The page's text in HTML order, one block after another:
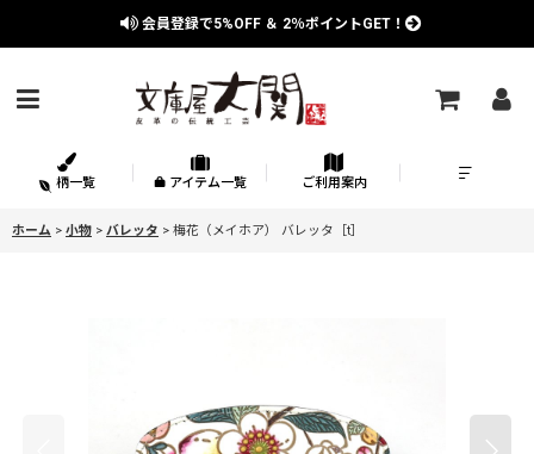
会員登録で5%OFF ＆ 2％ポイントGET！
柄一覧 アイテム一覧 ご利用案内
ホーム > 小物 > バレッタ > 梅花（メイホア） バレッタ［t］